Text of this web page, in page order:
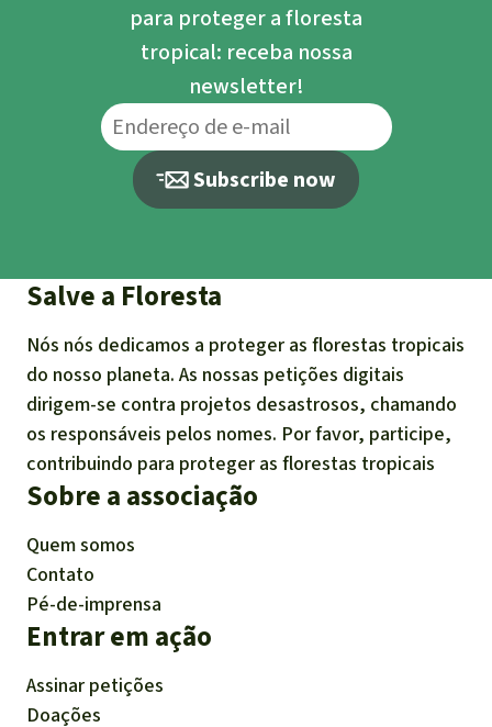
para proteger a floresta
tropical: receba nossa
newsletter!
Subscribe now
Salve a Floresta
Nós nós dedicamos a proteger as florestas tropicais
do nosso planeta. As nossas petições digitais
dirigem-se contra projetos desastrosos, chamando
os responsáveis pelos nomes. Por favor, participe,
contribuindo para proteger as florestas tropicais
Sobre a associação
Quem somos
Contato
Pé-de-imprensa
Entrar em ação
Assinar petições
Doações